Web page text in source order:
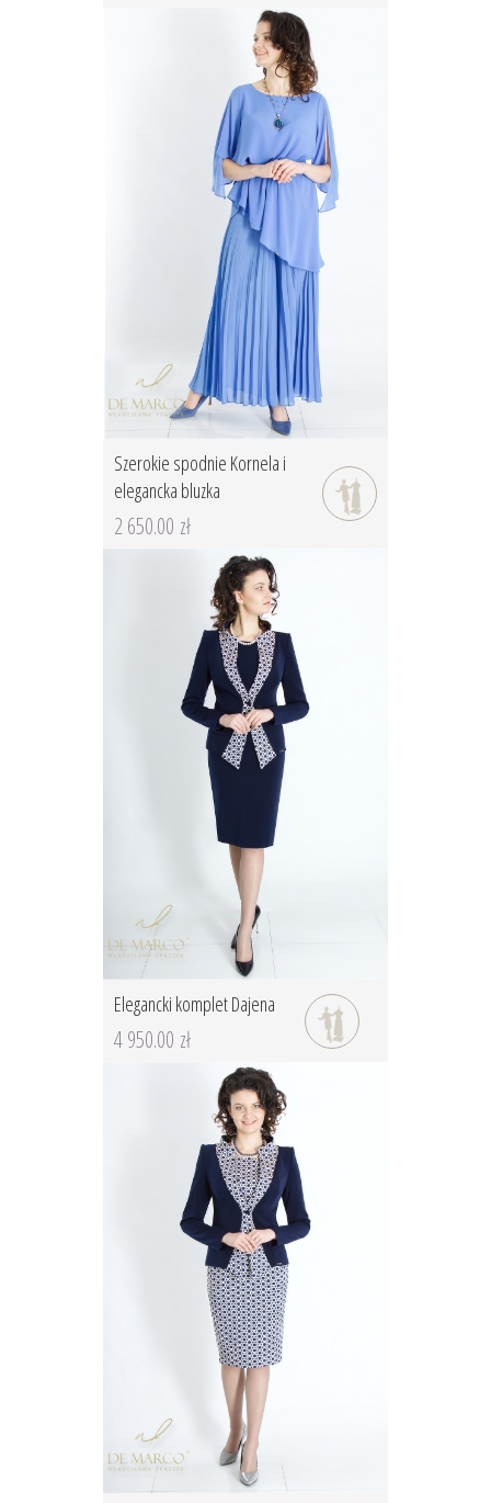
Szerokie spodnie Kornela i
elegancka bluzka
2 650.00 zł
Elegancki komplet Dajena
4 950.00 zł